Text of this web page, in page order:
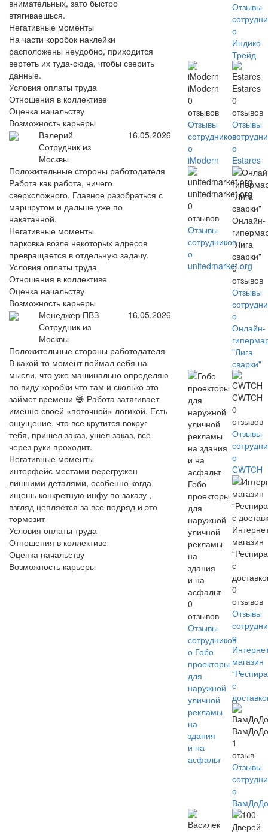
внимательных, зато быстро
втягиваешься.
Негативные моменты
На части коробок наклейки
расположены неудобно, приходится
вертеть их туда-сюда, чтобы сверить
данные.
Условия оплаты труда
Отношения в коллективе
Оценка начальству
Возможность карьеры
Валерий
Сотрудник из
Москвы
16.05.2026
Положительные стороны работодателя
Работа как работа, ничего
сверхсложного. Главное разобраться с
маршрутом и дальше уже по
накатанной.
Негативные моменты
парковка возле некоторых адресов
превращается в отдельную задачу.
Условия оплаты труда
Отношения в коллективе
Оценка начальству
Возможность карьеры
Менеджер ПВЗ
Сотрудник из
Москвы
16.05.2026
Положительные стороны работодателя
В какой-то момент поймал себя на
мысли, что уже машинально определяю
по виду коробки что там и сколько это
займет времени 😅 Работа затягивает
именно своей «поточной» логикой. Есть
ощущение, что все крутится вокруг
тебя, пришел заказ, ушел заказ, все
через руки проходит.
Негативные моменты
интерфейс местами перегружен
лишними деталями, особенно когда
ищешь конкретную инфу по заказу ,
взгляд цепляется за все подряд и это
тормозит
Условия оплаты труда
Отношения в коллективе
Оценка начальству
Возможность карьеры
Отзывы
о
Индико
Трейд
iModern
0
отзывов
Отзывы
сотрудников
о
iModern
Estares
0
отзывов
Отзывы
о
Estares
unitedmarket.org
0
отзывов
Отзывы
сотрудников
о
unitedmarket.org
Онлайн-
"Лига
сварки"
0
отзывов
Отзывы
о
Онлайн-
"Лига
сварки"
Гобо
проекторы
для
наружной
уличной
рекламы
на
здания
и на
асфальт
0
отзывов
Отзывы
сотрудников
о Гобо
проекторы
для
наружной
уличной
рекламы
на
здания
и на
асфальт
CWTCH
0
отзывов
Отзывы
о
CWTCH
магазин
с
0
отзывов
Отзывы
о
магазин
с
1
отзыв
Отзывы
о